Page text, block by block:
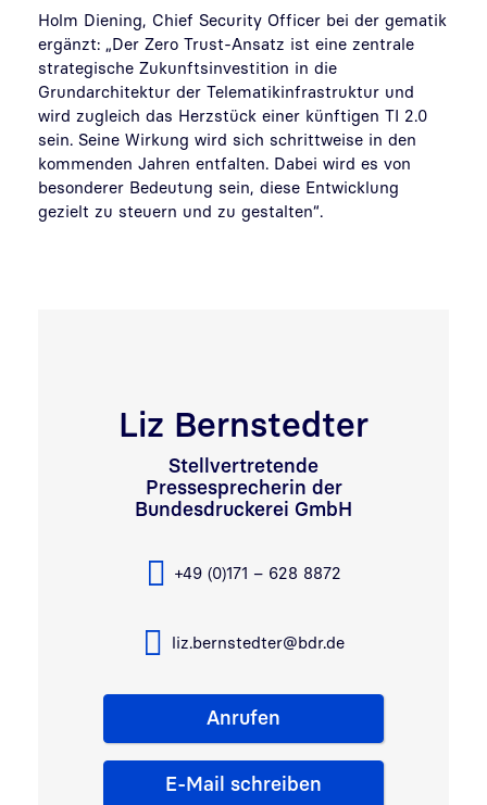
Holm Diening, Chief Security Officer bei der gematik
ergänzt: „Der Zero Trust-Ansatz ist eine zentrale
strategische Zukunftsinvestition in die
Grundarchitektur der Telematikinfrastruktur und
wird zugleich das Herzstück einer künftigen TI 2.0
sein. Seine Wirkung wird sich schrittweise in den
kommenden Jahren entfalten. Dabei wird es von
besonderer Bedeutung sein, diese Entwicklung
gezielt zu steuern und zu gestalten“.
Liz Bernstedter
Stellvertretende
Pressesprecherin der
Bundesdruckerei GmbH
+49 (0)171 – 628 8872
liz.bernstedter@bdr.de
Anrufen
E-Mail schreiben